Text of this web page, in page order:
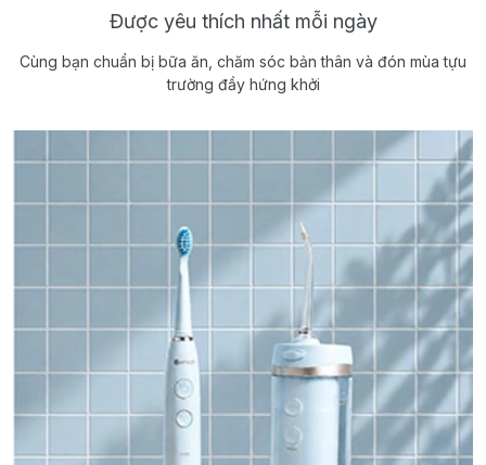
Được yêu thích nhất mỗi ngày
Cùng bạn chuẩn bị bữa ăn, chăm sóc bản thân và đón mùa tựu
trường đầy hứng khởi